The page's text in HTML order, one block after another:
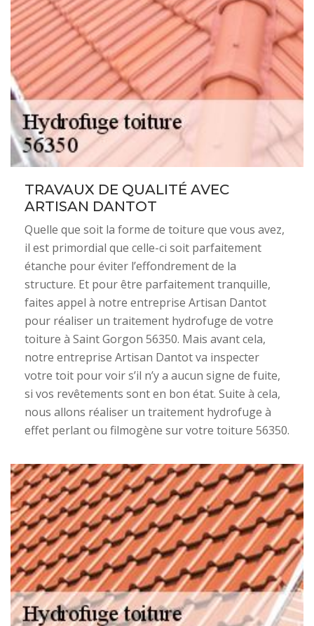
TRAVAUX DE QUALITÉ AVEC
ARTISAN DANTOT
Quelle que soit la forme de toiture que vous avez,
il est primordial que celle-ci soit parfaitement
étanche pour éviter l’effondrement de la
structure. Et pour être parfaitement tranquille,
faites appel à notre entreprise Artisan Dantot
pour réaliser un traitement hydrofuge de votre
toiture à Saint Gorgon 56350. Mais avant cela,
notre entreprise Artisan Dantot va inspecter
votre toit pour voir s’il n’y a aucun signe de fuite,
si vos revêtements sont en bon état. Suite à cela,
nous allons réaliser un traitement hydrofuge à
effet perlant ou filmogène sur votre toiture 56350.